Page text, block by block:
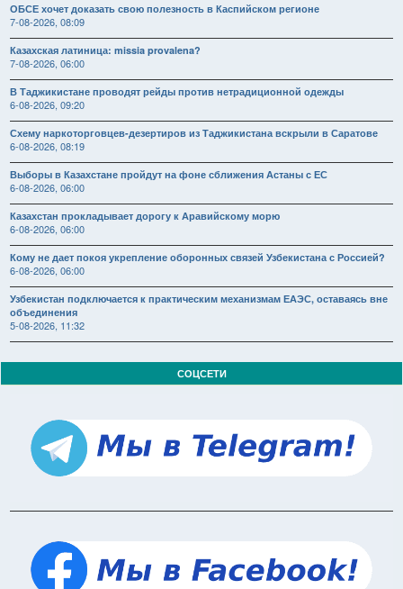
ОБСЕ хочет доказать свою полезность в Каспийском регионе
7-08-2026, 08:09
Казахская латиница: missia provalena?
7-08-2026, 06:00
В Таджикистане проводят рейды против нетрадиционной одежды
6-08-2026, 09:20
Схему наркоторговцев-дезертиров из Таджикистана вскрыли в Саратове
6-08-2026, 08:19
Выборы в Казахстане пройдут на фоне сближения Астаны с ЕС
6-08-2026, 06:00
Казахстан прокладывает дорогу к Аравийскому морю
6-08-2026, 06:00
Кому не дает покоя укрепление оборонных связей Узбекистана с Россией?
6-08-2026, 06:00
Узбекистан подключается к практическим механизмам ЕАЭС, оставаясь вне
объединения
5-08-2026, 11:32
СОЦСЕТИ